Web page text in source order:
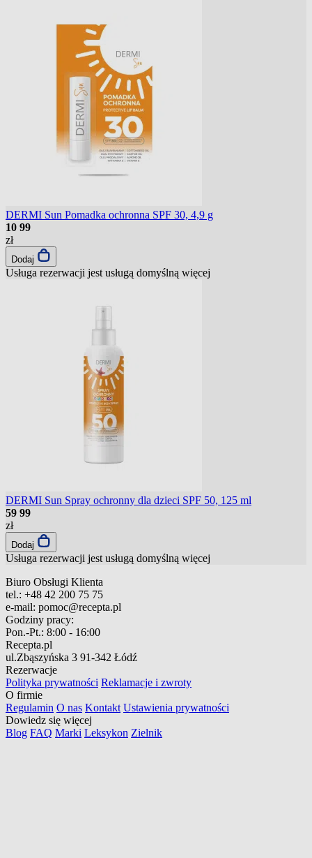
DERMI Sun Pomadka ochronna SPF 30, 4,9 g
10 99
zł
Dodaj
Usługa rezerwacji jest usługą domyślną więcej
DERMI Sun Spray ochronny dla dzieci SPF 50, 125 ml
59 99
zł
Dodaj
Usługa rezerwacji jest usługą domyślną więcej
Biuro Obsługi Klienta
tel.: +48 42 200 75 75
e-mail: pomoc@recepta.pl
Godziny pracy:
Pon.-Pt.: 8:00 - 16:00
Recepta.pl
ul.Zbąszyńska 3 91-342 Łódź
Rezerwacje
Polityka prywatności Reklamacje i zwroty
O firmie
Regulamin O nas Kontakt Ustawienia prywatności
Dowiedz się więcej
Blog FAQ Marki Leksykon Zielnik